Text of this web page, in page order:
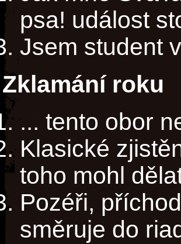
psa! událost
Jsem student
Zklamání roku
... tento obor
Klasické
toho mohl
Pozéři,
směruje do